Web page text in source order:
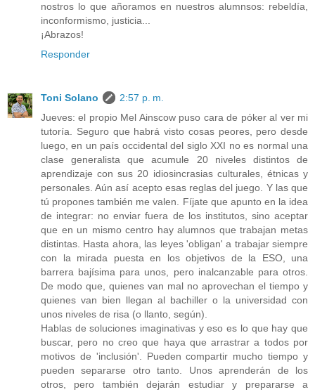
nostros lo que añoramos en nuestros alumnsos: rebeldía,
inconformismo, justicia...
¡Abrazos!
Responder
Toni Solano
2:57 p. m.
Jueves: el propio Mel Ainscow puso cara de póker al ver mi
tutoría. Seguro que habrá visto cosas peores, pero desde
luego, en un país occidental del siglo XXI no es normal una
clase generalista que acumule 20 niveles distintos de
aprendizaje con sus 20 idiosincrasias culturales, étnicas y
personales. Aún así acepto esas reglas del juego. Y las que
tú propones también me valen. Fíjate que apunto en la idea
de integrar: no enviar fuera de los institutos, sino aceptar
que en un mismo centro hay alumnos que trabajan metas
distintas. Hasta ahora, las leyes 'obligan' a trabajar siempre
con la mirada puesta en los objetivos de la ESO, una
barrera bajísima para unos, pero inalcanzable para otros.
De modo que, quienes van mal no aprovechan el tiempo y
quienes van bien llegan al bachiller o la universidad con
unos niveles de risa (o llanto, según).
Hablas de soluciones imaginativas y eso es lo que hay que
buscar, pero no creo que haya que arrastrar a todos por
motivos de 'inclusión'. Pueden compartir mucho tiempo y
pueden separarse otro tanto. Unos aprenderán de los
otros, pero también dejarán estudiar y prepararse a